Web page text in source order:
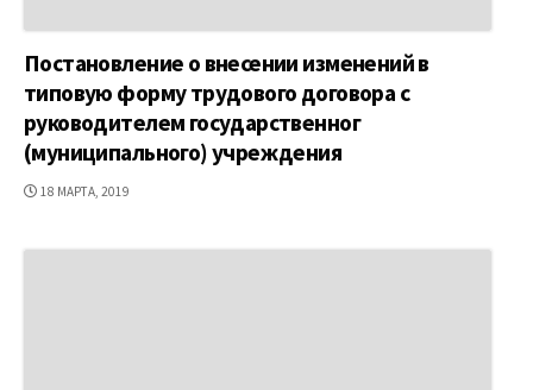
Постановление о внесении изменений в
типовую форму трудового договора с
руководителем государственног
(муниципального) учреждения
ДАТА
18 МАРТА, 2019